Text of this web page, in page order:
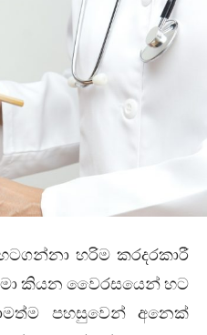
හරිම කරදරකාරී
කියන වෛරසයෙන් හට
පහසුවෙන් අනෙක්